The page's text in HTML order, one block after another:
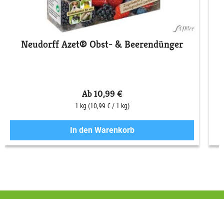
Neudorff Azet® Obst- & Beerendünger
Ab 10,99 €
1 kg (10,99 € / 1 kg)
In den Warenkorb